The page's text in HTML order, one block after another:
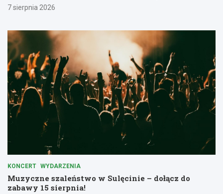
7 sierpnia 2026
KONCERT WYDARZENIA
Muzyczne szaleństwo w Sulęcinie – dołącz do
zabawy 15 sierpnia!